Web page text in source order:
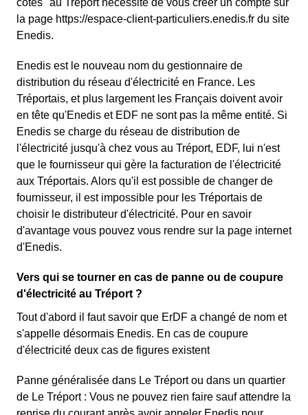
la page https://espace-client-particuliers.enedis.fr du site
Enedis.
Enedis est le nouveau nom du gestionnaire de
distribution du réseau d'électricité en France. Les
Tréportais, et plus largement les Français doivent avoir
en tête qu'Enedis et EDF ne sont pas la même entité. Si
Enedis se charge du réseau de distribution de
l'électricité jusqu'à chez vous au Tréport, EDF, lui n'est
que le fournisseur qui gère la facturation de l'électricité
aux Tréportais. Alors qu'il est possible de changer de
fournisseur, il est impossible pour les Tréportais de
choisir le distributeur d'électricité. Pour en savoir
d'avantage vous pouvez vous rendre sur la page internet
d'Enedis.
Vers qui se tourner en cas de panne ou de coupure
d'électricité au Tréport ?
Tout d'abord il faut savoir que ErDF a changé de nom et
s'appelle désormais Enedis. En cas de coupure
d'électricité deux cas de figures existent
Panne généralisée dans Le Tréport ou dans un quartier
de Le Tréport : Vous ne pouvez rien faire sauf attendre la